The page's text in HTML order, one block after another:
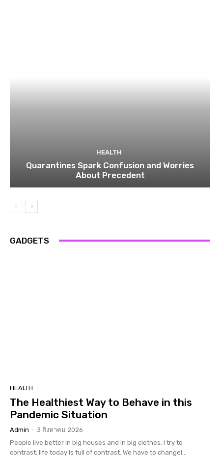
HEALTH
Quarantines Spark Confusion and Worries
About Precedent
GADGETS
HEALTH
The Healthiest Way to Behave in this
Pandemic Situation
Admin - 3 สิงหาคม 2026
People live better in big houses and in big clothes. I try to
contrast; life today is full of contrast. We have to change!...